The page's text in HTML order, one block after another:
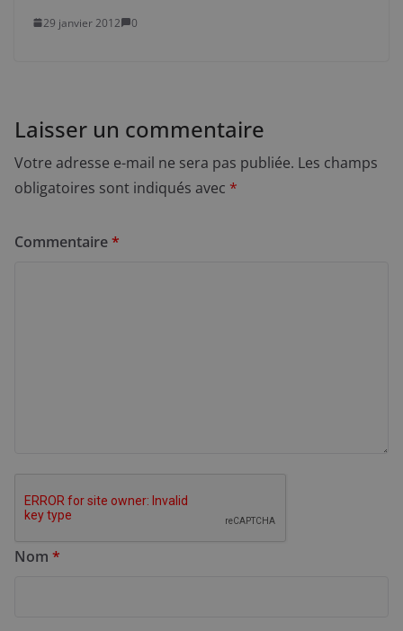
29 janvier 2012 0
Laisser un commentaire
Votre adresse e-mail ne sera pas publiée. Les champs
obligatoires sont indiqués avec *
Commentaire*
Nom *